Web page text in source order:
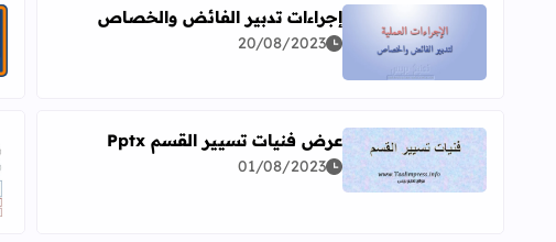
اقرأ المزيد عن إجراءات تدبير الفائض والخصاص
إجراءات تدبير الفائض والخصاص
20/08/2023
اقرأ المزيد عن عرض فنيات تسيير القسم Pptx
عرض فنيات تسيير القسم Pptx
01/08/2023